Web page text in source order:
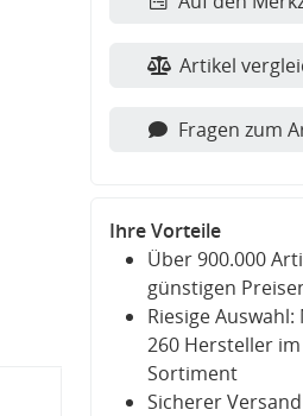
Artikel
Fragen zum
Ihre Vorteile
Über 900.000
günstigen
Riesige Auswahl:
260 Hersteller im
Sortiment
Sicherer